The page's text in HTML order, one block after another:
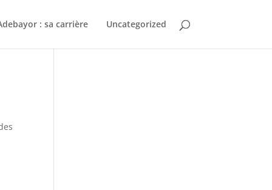
: sa carrière Uncategorized